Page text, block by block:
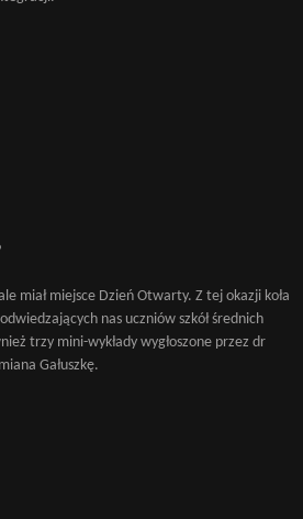
miał miejsce Dzień Otwarty. Z tej okazji koła
nas uczniów szkół średnich
trzy mini-wykłady wygłoszone przez dr
Gałuszkę.